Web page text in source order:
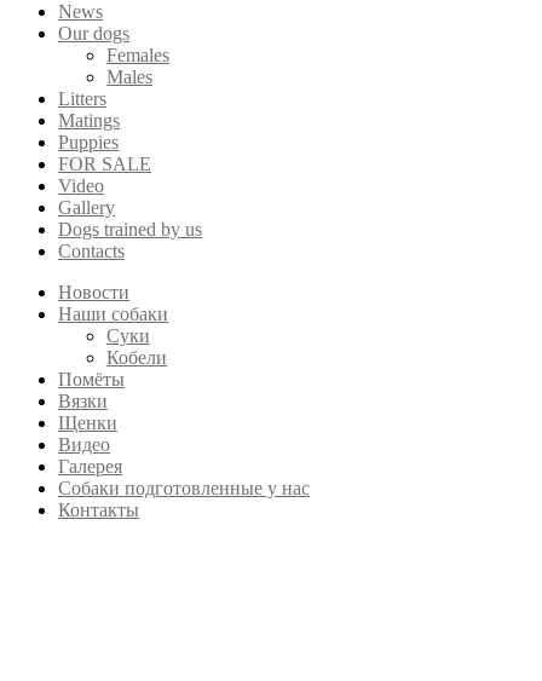
News
Our dogs
Females
Males
Litters
Matings
Puppies
FOR SALE
Video
Gallery
Dogs trained by us
Contacts
Новости
Наши собаки
Суки
Кобели
Помёты
Вязки
Щенки
Видео
Галерея
Собаки подготовленные у нас
Контакты